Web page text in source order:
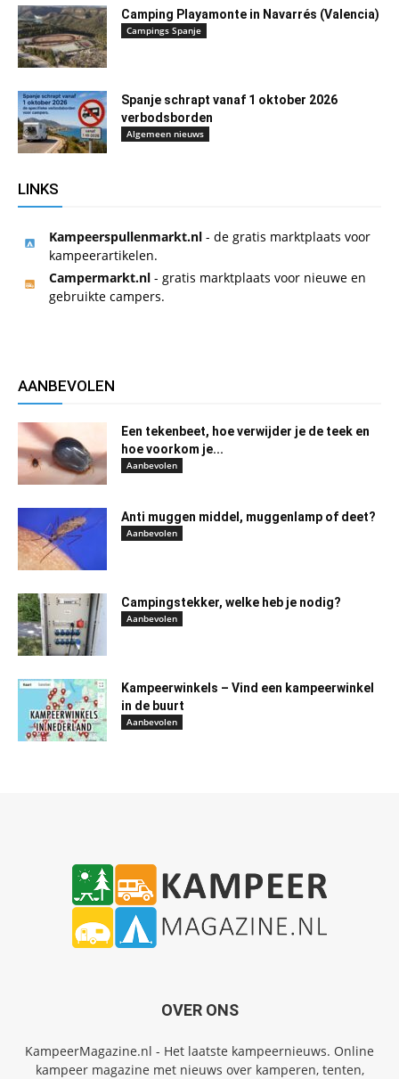
Camping Playamonte in Navarrés (Valencia)
Campings Spanje
Spanje schrapt vanaf 1 oktober 2026
verbodsborden
Algemeen nieuws
LINKS
Kampeerspullenmarkt.nl - de gratis marktplaats voor
kampeerartikelen.
Campermarkt.nl - gratis marktplaats voor nieuwe en
gebruikte campers.
AANBEVOLEN
Een tekenbeet, hoe verwijder je de teek en
hoe voorkom je...
Aanbevolen
Anti muggen middel, muggenlamp of deet?
Aanbevolen
Campingstekker, welke heb je nodig?
Aanbevolen
Kampeerwinkels – Vind een kampeerwinkel
in de buurt
Aanbevolen
OVER ONS
KampeerMagazine.nl - Het laatste kampeernieuws. Online
kampeer magazine met nieuws over kamperen, tenten,